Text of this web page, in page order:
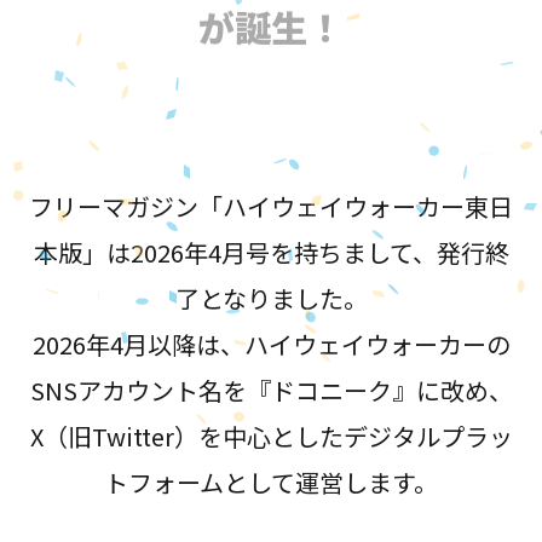
フリーマガジン「ハイウェイウォーカー東日
本版」は2026年4月号を持ちまして、発行終
了となりました。
2026年4月以降は、ハイウェイウォーカーの
SNSアカウント名を『ドコニーク』に改め、
X（旧Twitter）を中心としたデジタルプラッ
トフォームとして運営します。